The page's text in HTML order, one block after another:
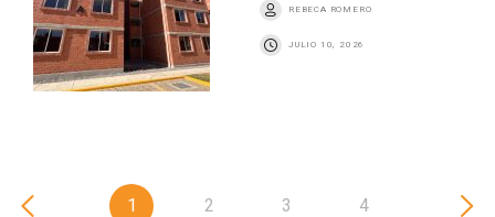
REBECA ROMERO
JULIO 10, 2026
1 2 3 4